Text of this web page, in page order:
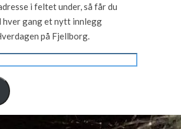
i feltet under, så får du
hver gang et nytt innlegg
på Fjellborg.